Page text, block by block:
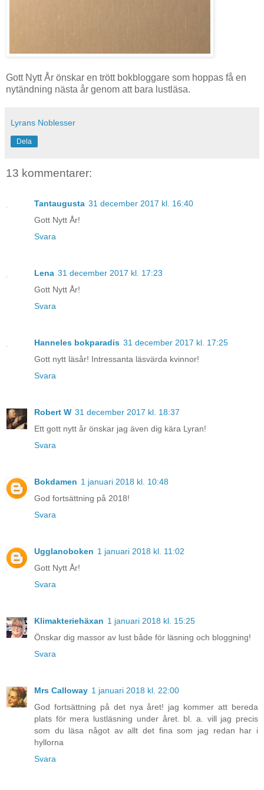
Gott Nytt År önskar en trött bokbloggare som hoppas få en
nytändning nästa år genom att bara lustläsa.
Lyrans Noblesser
Dela
13 kommentarer:
Tantaugusta 31 december 2017 kl. 16:40
Gott Nytt År!
Svara
Lena 31 december 2017 kl. 17:23
Gott Nytt År!
Svara
Hanneles bokparadis 31 december 2017 kl. 17:25
Gott nytt läsår! Intressanta läsvärda kvinnor!
Svara
Robert W 31 december 2017 kl. 18:37
Ett gott nytt år önskar jag även dig kära Lyran!
Svara
Bokdamen 1 januari 2018 kl. 10:48
God fortsättning på 2018!
Svara
Ugglanoboken 1 januari 2018 kl. 11:02
Gott Nytt År!
Svara
Klimakteriehäxan 1 januari 2018 kl. 15:25
Önskar dig massor av lust både för läsning och bloggning!
Svara
Mrs Calloway 1 januari 2018 kl. 22:00
God fortsättning på det nya året! jag kommer att bereda
plats för mera lustläsning under året. bl. a. vill jag precis
som du läsa något av allt det fina som jag redan har i
hyllorna
Svara